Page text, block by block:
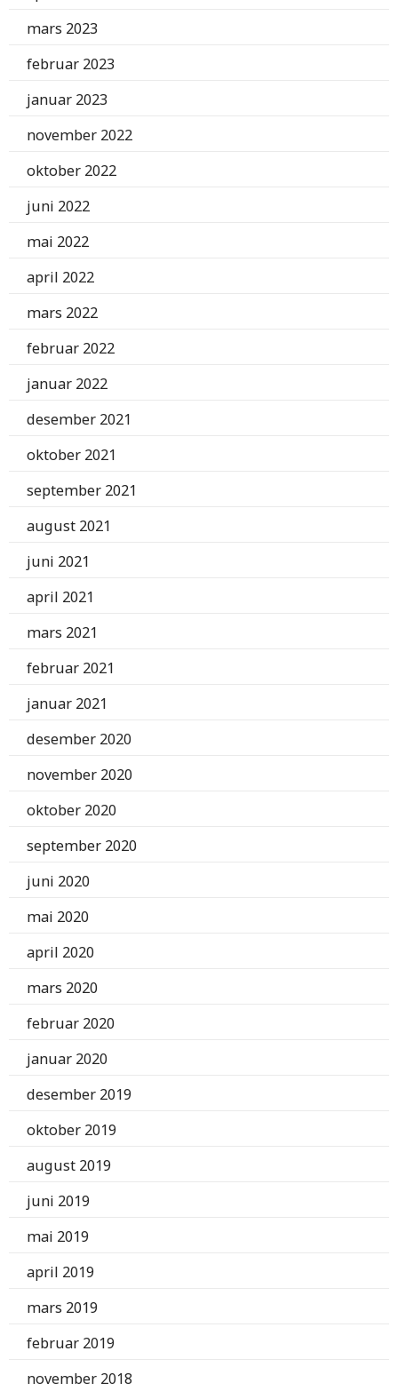
mars 2023
februar 2023
januar 2023
november 2022
oktober 2022
juni 2022
mai 2022
april 2022
mars 2022
februar 2022
januar 2022
desember 2021
oktober 2021
september 2021
august 2021
juni 2021
april 2021
mars 2021
februar 2021
januar 2021
desember 2020
november 2020
oktober 2020
september 2020
juni 2020
mai 2020
april 2020
mars 2020
februar 2020
januar 2020
desember 2019
oktober 2019
august 2019
juni 2019
mai 2019
april 2019
mars 2019
februar 2019
november 2018